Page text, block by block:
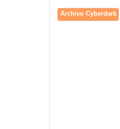
Archivo Cyberdark